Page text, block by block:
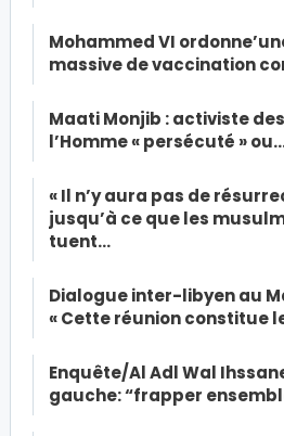
Mohammed VI
massive de vaccination
Maati Monjib : activiste
l’Homme « persécuté »
« Il n’y aura pas de
jusqu’à ce que les
tuent…
Dialogue inter-libyen au
« Cette réunion constitue
Enquête/Al Adl Wal
gauche: “frapper